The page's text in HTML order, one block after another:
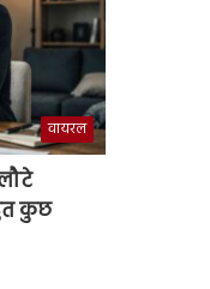
वायरल
कुछ